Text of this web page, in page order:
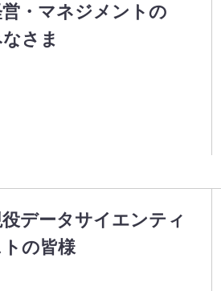
・マネジメントの
さま
データサイエンティ
トの皆様